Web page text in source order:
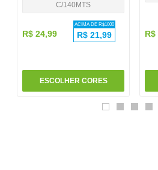
C/140MTS
R$ 24,99
ACIMA DE R$1000
R$ 21,99
ESCOLHER CORES
R$